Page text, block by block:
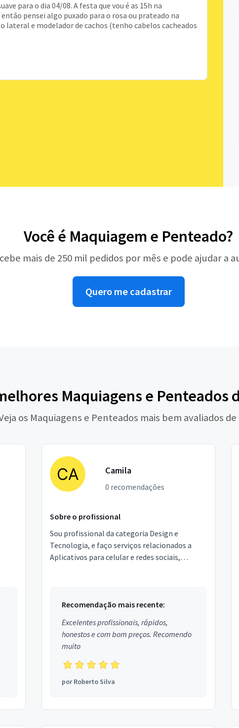
para o dia 04/08. A festa que vou é as 15h na
pensei algo puxado para o rosa ou prateado na
lateral e modelador de cachos (tenho cabelos cacheados
Você é Maquiagem e Penteado?
mais de 250 mil pedidos por mês e pode ajudar a
Quero me cadastrar
Maquiagens e Penteados
os Maquiagens e Penteados mais bem avaliados de
Camila
0 recomendações
Sobre o profissional
Sou profissional da categoria Design e
Tecnologia, e faço serviços relacionados a
Aplicativos para celular e redes sociais,
Recomendação mais recente:
Excelentes profissionais, rápidos,
honestos e com bom preços. Recomendo
muito
porRoberto Silva